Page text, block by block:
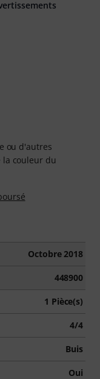
ou d'autres
couleur du
Octobre 2018
448900
1 Pièce(s)
4/4
Buis
Oui